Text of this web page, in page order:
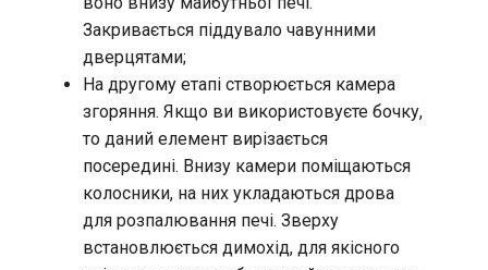
Закривається піддувало чавунними
дверцятами;
На другому етапі створюється камера
згоряння. Якщо ви використовуєте бочку,
то даний елемент вирізається
посередині. Внизу камери поміщаються
колосники, на них укладаються дрова
для розпалювання печі. Зверху
встановлюється димохід, для якісного